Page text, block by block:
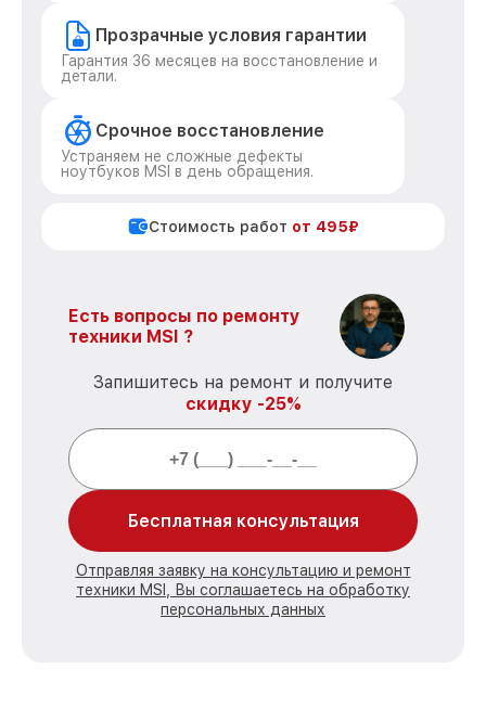
Прозрачные условия гарантии
Гарантия 36 месяцев на восстановление и
детали.
Срочное восстановление
Устраняем не сложные дефекты
ноутбуков MSI в день обращения.
Стоимость работ от 495₽
Есть вопросы по ремонту
техники MSI ?
Запишитесь на ремонт и получите
скидку -25%
Бесплатная консультация
Отправляя заявку на консультацию и ремонт
техники MSI, Вы соглашаетесь на обработку
персональных данных